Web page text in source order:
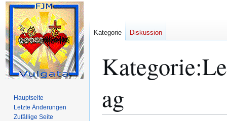
Kategorie:
ag
Kategorie Diskussion
Hauptseite
Letzte Änderungen
Zufällige Seite